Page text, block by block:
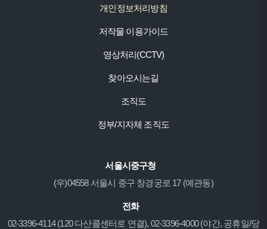
개인정보처리방침
저작물 이용가이드
영상처리(CCTV)
찾아오시는길
조직도
정부/지자체 조직도
서울시중구청
(우)04558 서울시 중구 창경궁로 17 (예관동)
전화
02-3396-4114 (120 다산콜센터로 연결), 02-3396-4000 (야간, 공휴일/당